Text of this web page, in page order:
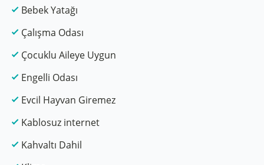
Bebek Yatağı
Çalışma Odası
Çocuklu Aileye Uygun
Engelli Odası
Evcil Hayvan Giremez
Kablosuz internet
Kahvaltı Dahil